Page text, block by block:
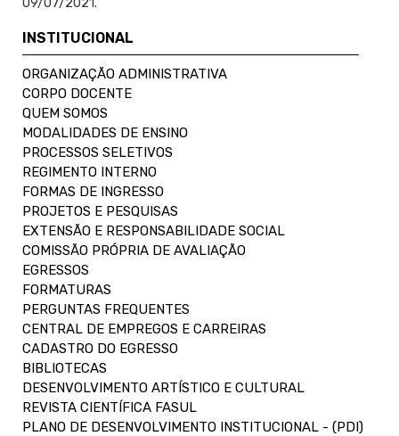
09/07/2021.
INSTITUCIONAL
ORGANIZAÇÃO ADMINISTRATIVA
CORPO DOCENTE
QUEM SOMOS
MODALIDADES DE ENSINO
PROCESSOS SELETIVOS
REGIMENTO INTERNO
FORMAS DE INGRESSO
PROJETOS E PESQUISAS
EXTENSÃO E RESPONSABILIDADE SOCIAL
COMISSÃO PRÓPRIA DE AVALIAÇÃO
EGRESSOS
FORMATURAS
PERGUNTAS FREQUENTES
CENTRAL DE EMPREGOS E CARREIRAS
CADASTRO DO EGRESSO
BIBLIOTECAS
DESENVOLVIMENTO ARTÍSTICO E CULTURAL
REVISTA CIENTÍFICA FASUL
PLANO DE DESENVOLVIMENTO INSTITUCIONAL - (PDI)